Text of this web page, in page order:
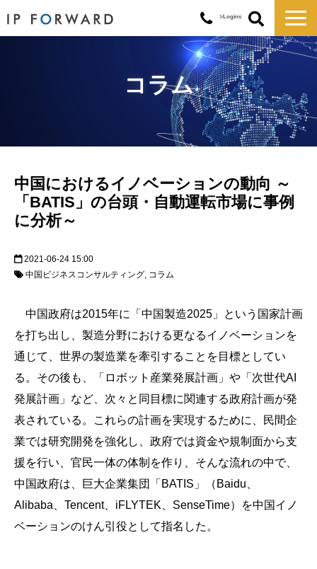
>Logins
サービス一覧
対応実績
コラム
お知らせ
企業情報
コラム
中国におけるイノベーションの動向 ～
「BATIS」の台頭・自動運転市場に事例
に分析～
2021-06-24 15:00
中国ビジネスコンサルティング コラム
中国政府は2015年に「中国製造2025」という国家計画
を打ち出し、製造分野における更なるイノベーションを
通じて、世界の製造業を牽引することを目標としてい
る。その後も、「ロボット産業発展計画」や「次世代AI
発展計画」など、次々と同目標に関連する政府計画が発
表されている。これらの計画を実現するために、民間企
業では研究開発を強化し、政府では資金や規制面から支
援を行い、官民一体の体制を作り、そんな流れの中で、
中国政府は、巨大企業集団「BATIS」（Baidu、
Alibaba、Tencent、iFLYTEK、SenseTime）を中国イノ
ベーションのけん引役として指名した。